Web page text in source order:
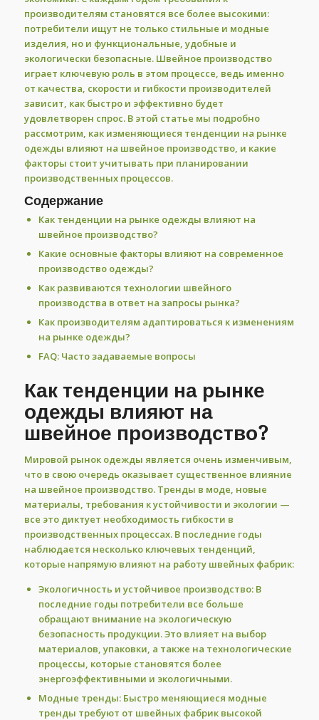
производителям становятся все более высокими:
потребители ищут не только стильные и модные
изделия, но и функциональные, удобные и
экологически безопасные. Швейное производство
играет ключевую роль в этом процессе, ведь именно
от качества, скорости и гибкости производителей
зависит, как быстро и эффективно будет
удовлетворен спрос. В этой статье мы подробно
рассмотрим, как изменяющиеся тенденции на рынке
одежды влияют на швейное производство, и какие
факторы стоит учитывать при планировании
производственных процессов.
Содержание
Как тенденции на рынке одежды влияют на
швейное производство?
Какие основные факторы влияют на современное
производство одежды?
Как развиваются технологии швейного
производства в ответ на запросы рынка?
Как производителям адаптироваться к изменениям
на рынке одежды?
FAQ: Часто задаваемые вопросы
Как тенденции на рынке
одежды влияют на
швейное производство?
Мировой рынок одежды является очень изменчивым,
что в свою очередь оказывает существенное влияние
на швейное производство. Тренды в моде, новые
материалы, требования к устойчивости и экологии —
все это диктует необходимость гибкости в
производственных процессах. В последние годы
наблюдается несколько ключевых тенденций,
которые напрямую влияют на работу швейных фабрик:
Экологичность и устойчивое производство:В
последние годы потребители все больше
обращают внимание на экологическую
безопасность продукции. Это влияет на выбор
материалов, упаковки, а также на технологические
процессы, которые становятся более
энергоэффективными и экологичными.
Модные тренды:Быстро меняющиеся модные
тренды требуют от швейных фабрик высокой